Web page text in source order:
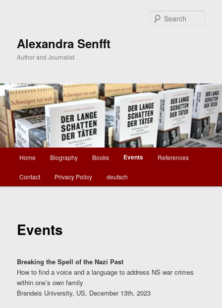
Alexandra Senfft
Author and Journalist
Home Biography Books Events References
Contact Privacy Policy deutsch
Events
Breaking the Spell of the Nazi Past
How to find a voice and a language to address NS war crimes
within one’s own family
Brandeis University, US, December 13th, 2023